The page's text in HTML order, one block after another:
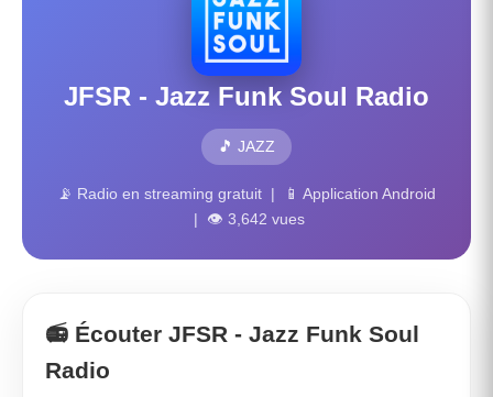
JFSR - Jazz Funk Soul Radio
🎵 JAZZ
📡 Radio en streaming gratuit | 📱 Application Android
| 👁 3,642 vues
📻 Écouter JFSR - Jazz Funk Soul
Radio